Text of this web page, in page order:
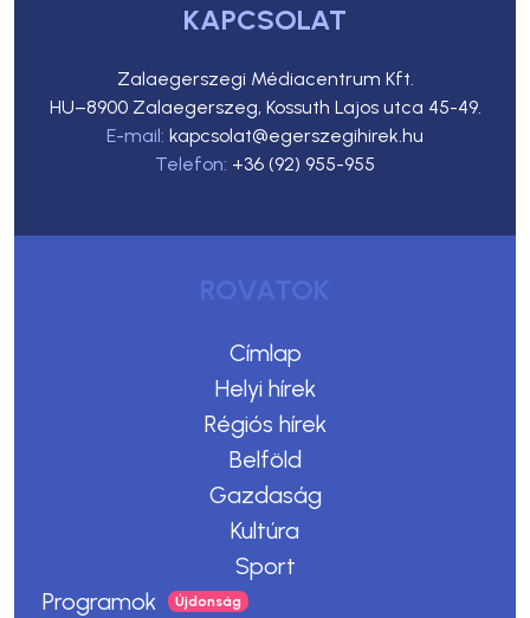
KAPCSOLAT
Zalaegerszegi Médiacentrum Kft.
HU–8900 Zalaegerszeg, Kossuth Lajos utca 45-49.
E-mail: kapcsolat@egerszegihirek.hu
Telefon: +36 (92) 955-955
ROVATOK
Címlap
Helyi hírek
Régiós hírek
Belföld
Gazdaság
Kultúra
Sport
Programok